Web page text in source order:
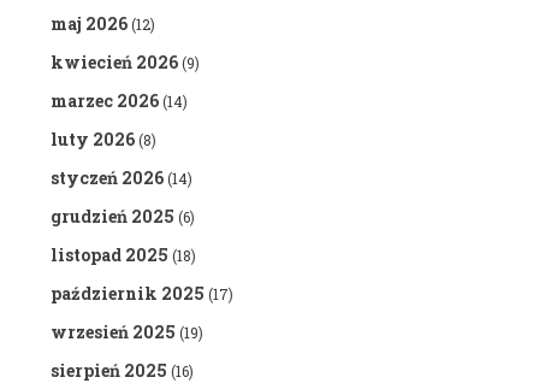
maj 2026(12)
kwiecień 2026(9)
marzec 2026(14)
luty 2026(8)
styczeń 2026(14)
grudzień 2025 (6)
listopad 2025 (18)
październik 2025 (17)
wrzesień 2025 (19)
sierpień 2025 (16)